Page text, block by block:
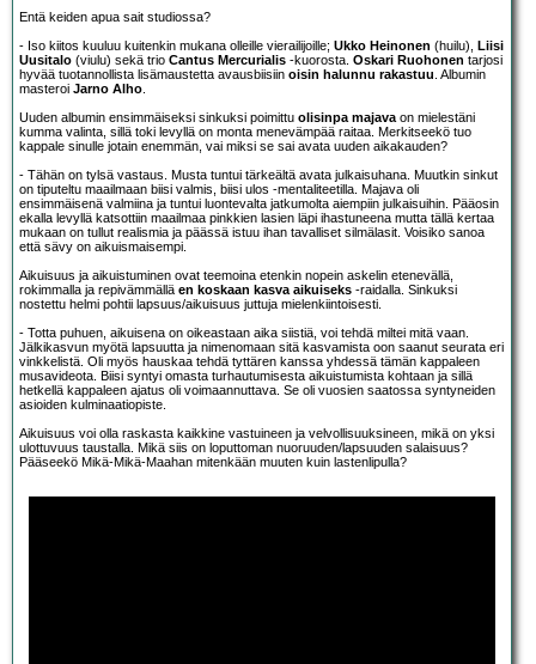
Entä keiden apua sait studiossa?
- Iso kiitos kuuluu kuitenkin mukana olleille vierailijoille; Ukko Heinonen (huilu), Liisi
Uusitalo (viulu) sekä trio Cantus Mercurialis -kuorosta. Oskari Ruohonen tarjosi
hyvää tuotannollista lisämaustetta avausbiisiin oisin halunnu rakastuu. Albumin
masteroi Jarno Alho.
Uuden albumin ensimmäiseksi sinkuksi poimittu olisinpa majavaon mielestäni
kumma valinta, sillä toki levyllä on monta menevämpää raitaa. Merkitseekö tuo
kappale sinulle jotain enemmän, vai miksi se sai avata uuden aikakauden?
- Tähän on tylsä vastaus. Musta tuntui tärkeältä avata julkaisuhana. Muutkin sinkut
on tiputeltu maailmaan biisi valmis, biisi ulos -mentaliteetilla. Majava oli
ensimmäisenä valmiina ja tuntui luontevalta jatkumolta aiempiin julkaisuihin. Pääosin
ekalla levyllä katsottiin maailmaa pinkkien lasien läpi ihastuneena mutta tällä kertaa
mukaan on tullut realismia ja päässä istuu ihan tavalliset silmälasit. Voisiko sanoa
että sävy on aikuismaisempi.
Aikuisuus ja aikuistuminen ovat teemoina etenkin nopein askelin etenevällä,
rokimmalla ja repivämmällä en koskaan kasva aikuiseks -raidalla. Sinkuksi
nostettu helmi pohtii lapsuus/aikuisuus juttuja mielenkiintoisesti.
- Totta puhuen, aikuisena on oikeastaan aika siistiä, voi tehdä miltei mitä vaan.
Jälkikasvun myötä lapsuutta ja nimenomaan sitä kasvamista oon saanut seurata eri
vinkkelistä. Oli myös hauskaa tehdä tyttären kanssa yhdessä tämän kappaleen
musavideota. Biisi syntyi omasta turhautumisesta aikuistumista kohtaan ja sillä
hetkellä kappaleen ajatus oli voimaannuttava. Se oli vuosien saatossa syntyneiden
asioiden kulminaatiopiste.
Aikuisuus voi olla raskasta kaikkine vastuineen ja velvollisuuksineen, mikä on yksi
ulottuvuus taustalla. Mikä siis on loputtoman nuoruuden/lapsuuden salaisuus?
Pääseekö Mikä-Mikä-Maahan mitenkään muuten kuin lastenlipulla?